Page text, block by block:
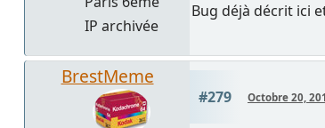
IP archivée
Bug déjà décrit ici
BrestMeme
#279 Octobre 20,